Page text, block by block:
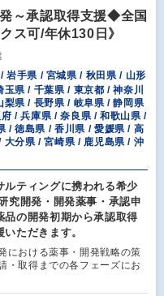
～承認取得支援◆全国
ス可/年休130日》
岩手県 / 宮城県 / 秋田県 / 山形
県 / 千葉県 / 東京都 / 神奈川
県 / 長野県 / 岐阜県 / 静岡県
/ 兵庫県 / 奈良県 / 和歌山県 /
/ 徳島県 / 香川県 / 愛媛県 / 高
分県 / 宮崎県 / 鹿児島県 / 沖
ルティングに携われる希少
究開発・開発薬事・承認申
品の開発初期から承認取得
ただきます。
における薬事・開発戦略の策
・取得までの各フェーズにお